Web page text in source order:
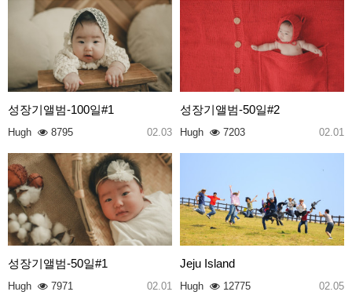
성장기앨범-100일#1
Hugh 8795 02.03
성장기앨범-50일#2
Hugh 7203 02.01
성장기앨범-50일#1
Hugh 7971 02.01
Jeju Island
Hugh 12775 02.05